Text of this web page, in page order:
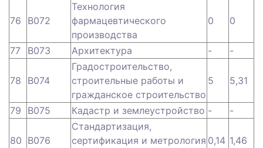
76 B072
Технология
фармацевтического
производства
0 0
77 B073 Архитектура - -
78 B074
Градостроительство,
строительные работы и
гражданское строительство
5 5,31
79 B075 Кадастр и землеустройство - -
80 B076
Стандартизация,
сертификация и метрология 0,14 1,46